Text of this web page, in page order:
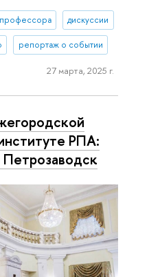
профессора дискуссии
репортаж о событии
27 марта, 2025 г.
РПА:
Пет­ро­за­водск